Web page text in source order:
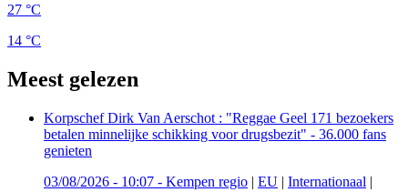
27 °C
14 °C
Meest gelezen
Korpschef Dirk Van Aerschot : "Reggae Geel 171 bezoekers
betalen minnelijke schikking voor drugsbezit" - 36.000 fans
genieten
03/08/2026 - 10:07 - Kempen regio | EU | Internationaal |